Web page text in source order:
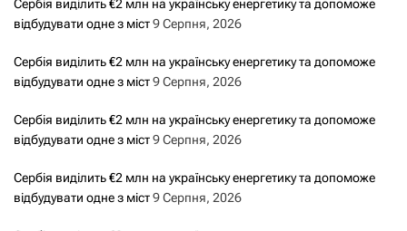
Сербія виділить €2 млн на українську енергетику та допоможе
відбудувати одне з міст9 Серпня, 2026
Сербія виділить €2 млн на українську енергетику та допоможе
відбудувати одне з міст9 Серпня, 2026
Сербія виділить €2 млн на українську енергетику та допоможе
відбудувати одне з міст9 Серпня, 2026
Сербія виділить €2 млн на українську енергетику та допоможе
відбудувати одне з міст9 Серпня, 2026